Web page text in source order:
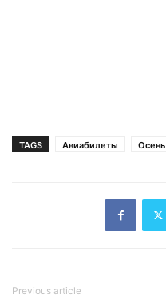
TAGS Авиабилеты Осень
Previous article